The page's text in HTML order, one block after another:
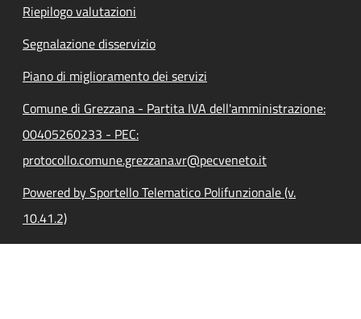
Riepilogo valutazioni
Segnalazione disservizio
Piano di miglioramento dei servizi
Comune di Grezzana - Partita IVA dell'amministrazione:
00405260233 - PEC:
protocollo.comune.grezzana.vr@pecveneto.it
Powered by Sportello Telematico Polifunzionale (v.
10.41.2)